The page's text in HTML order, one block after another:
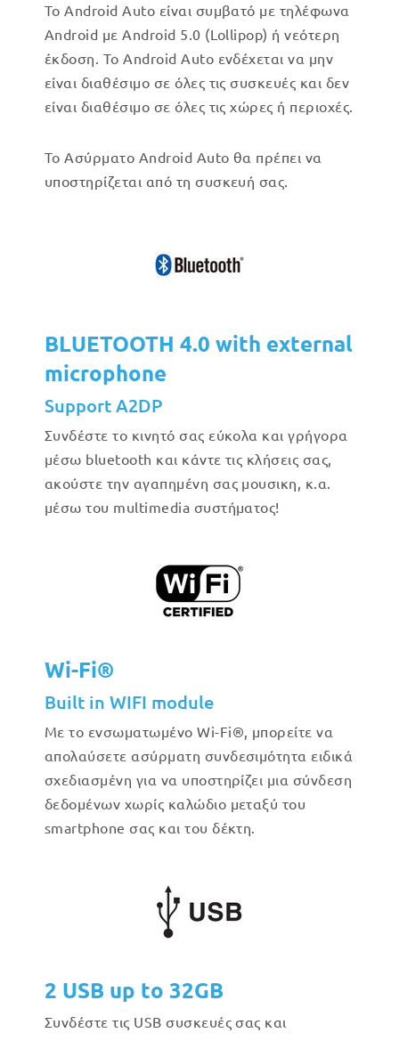
Το Android Auto είναι συμβατό με τηλέφωνα
Android με Android 5.0 (Lollipop) ή νεότερη
έκδοση. Το Android Auto ενδέχεται να μην
είναι διαθέσιμο σε όλες τις συσκευές και δεν
είναι διαθέσιμο σε όλες τις χώρες ή περιοχές.
Το Ασύρματο Android Auto θα πρέπει να
υποστηρίζεται από τη συσκευή σας.
BLUETOOTH 4.0 with external
microphone
Support A2DP
Συνδέστε το κινητό σας εύκολα και γρήγορα
μέσω bluetooth και κάντε τις κλήσεις σας,
ακούστε την αγαπημένη σας μουσικη, κ.α.
μέσω του multimedia συστήματος!
Wi-Fi®
Built in WIFI module
Με το ενσωματωμένο Wi-Fi®, μπορείτε να
απολαύσετε ασύρματη συνδεσιμότητα ειδικά
σχεδιασμένη για να υποστηρίζει μια σύνδεση
δεδομένων χωρίς καλώδιο μεταξύ του
smartphone σας και του δέκτη.
2 USB up to 32GB
Συνδέστε τις USB συσκευές σας και